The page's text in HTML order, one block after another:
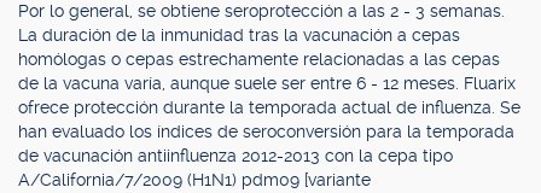
Por lo general, se obtiene seroprotección a las 2 - 3 semanas.
La duración de la inmunidad tras la vacunación a cepas
homólogas o cepas estrechamente relacionadas a las cepas
de la vacuna varía, aunque suele ser entre 6 - 12 meses. Fluarix
ofrece protección durante la temporada actual de influenza. Se
han evaluado los índices de seroconversión para la temporada
de vacunación antiinfluenza 2012-2013 con la cepa tipo
A/California/7/2009 (H1N1) pdm09 [variante